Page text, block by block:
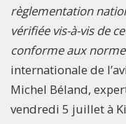
règlementation
vérifiée vis-à-vis de
conforme aux
internationale de
Michel Béland,
vendredi 5 juillet à